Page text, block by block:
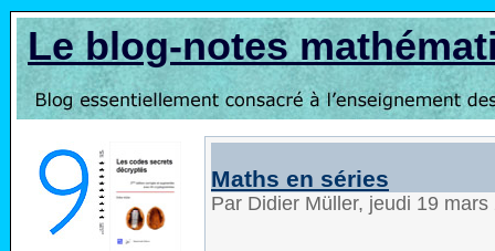
Le blog-notes
Maths en séries
Par Didier Müller, jeudi 19